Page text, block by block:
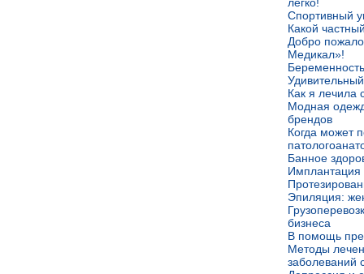
Спортивный
Какой
Добро
Медикал»!
Как я лечила
Модная
брендов
Когда может
Банное
Имплантация
Эпиляция:
бизнеса
В помощь
Методы
заболеваний